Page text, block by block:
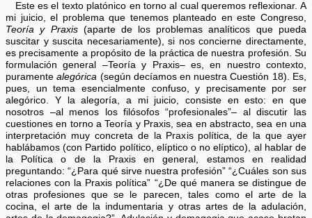
Este es el texto platónico en torno al cual queremos reflexionar. A
mi juicio, el problema que tenemos planteado en este Congreso,
Teoría y Praxis(aparte de los problemas analíticos que pueda
suscitar y suscita necesariamente), si nos concierne directamente,
es precisamente a propósito de la práctica de nuestra profesión. Su
formulación general –Teoría y Praxis– es, en nuestro contexto,
puramentealegórica (según decíamos en nuestra Cuestión 18). Es,
pues, un tema esencialmente confuso, y precisamente por ser
alegórico. Y la alegoría, a mi juicio, consiste en esto: en que
nosotros –al menos los filósofos “profesionales”– al discutir las
cuestiones en torno a Teoría y Praxis, sea en abstracto, sea en una
interpretación muy concreta de la Praxis política, de la que ayer
hablábamos (con Partido político, elíptico o no elíptico), al hablar de
la Política o de la Praxis en general, estamos en realidad
preguntando: “¿Para qué sirve nuestra profesión” “¿Cuáles son sus
relaciones con la Praxis política” “¿De qué manera se distingue de
otras profesiones que se le parecen, tales como el arte de la
cocina, el arte de la indumentaria y otras artes de la adulación,